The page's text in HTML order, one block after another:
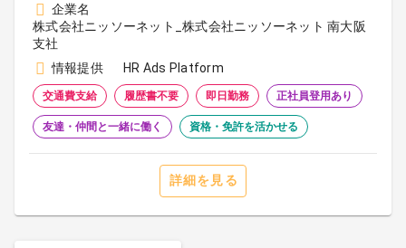
企業名
株式会社ニッソーネット_株式会社ニッソーネット 南大阪
支社
情報提供
HR Ads Platform
交通費支給 履歴書不要 即日勤務 正社員登用あり
友達・仲間と一緒に働く 資格・免許を活かせる
詳細を見る